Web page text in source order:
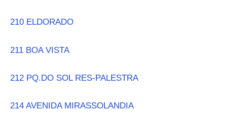
210 ELDORADO
211 BOA VISTA
212 PQ.DO SOL RES-PALESTRA
214 AVENIDA MIRASSOLANDIA